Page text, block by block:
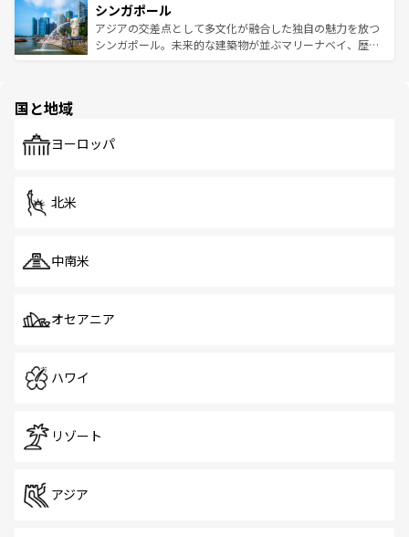
参照してほしい。
激する。気候は一年中温暖で、どの季節にも異なる楽しみ
が待っている。親しみやすいタイの人々、仏教を中心とし
た文化、そして多様な観光資源が、訪れる旅人を魅了し続
み、どこを訪れても感動するはず。観光スポットが密集し
ており、効率よく見どころを回れるのも魅力。息をのむよ
うな絶景から文化的な体験まで、香港を存分に楽しみ尽く
シンガポール
アジアの交差点として多文化が融合した独自の魅力を放つ
シンガポール。未来的な建築物が並ぶマリーナベイ、歴史
で、ホーカーズは地元の風情を楽しめる外せないスポット
国と地域
ヨーロッパ
北米
中南米
オセアニア
ハワイ
リゾート
アジア